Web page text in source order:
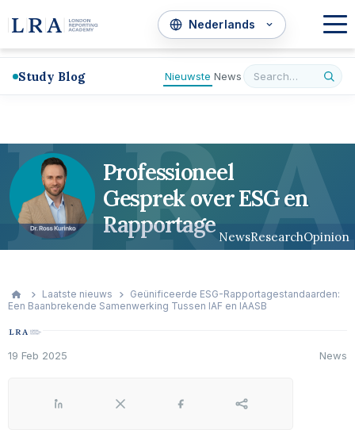
Study Blog Nieuwste News
Professioneel
Gesprek over ESG en
Rapportage NewsResearchOpinion
LRA
Laatste nieuws
Geünificeerde ESG-Rapportagestandaarden:
Een Baanbrekende Samenwerking Tussen IAF en IAASB
19 Feb 2025 News
LinkedIn X Facebook Share